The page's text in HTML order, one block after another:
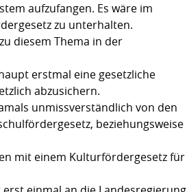
aufzufangen. Es wäre im
zu unterhalten.
diesem Thema in der
erstmal eine gesetzliche
abzusichern.
unmissverständlich von den
beziehungsweise
mit einem Kulturfördergesetz für